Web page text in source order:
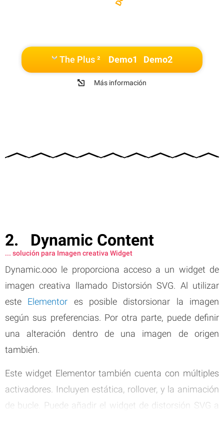
The Plus ² Demo1 Demo2
Más información
Dynamic Content
... solución para Imagen creativa Widget
Dynamic.ooo le proporciona acceso a un widget de
imagen creativa llamado Distorsión SVG. Al utilizar
este Elementor es posible distorsionar la imagen
según sus preferencias. Por otra parte, puede definir
una alteración dentro de una imagen de origen
también.
Este widget Elementor también cuenta con múltiples
activadores. Incluyen estática, rollover, y la animación
de bucle. Puede añadir el widget de distorsión SVG a